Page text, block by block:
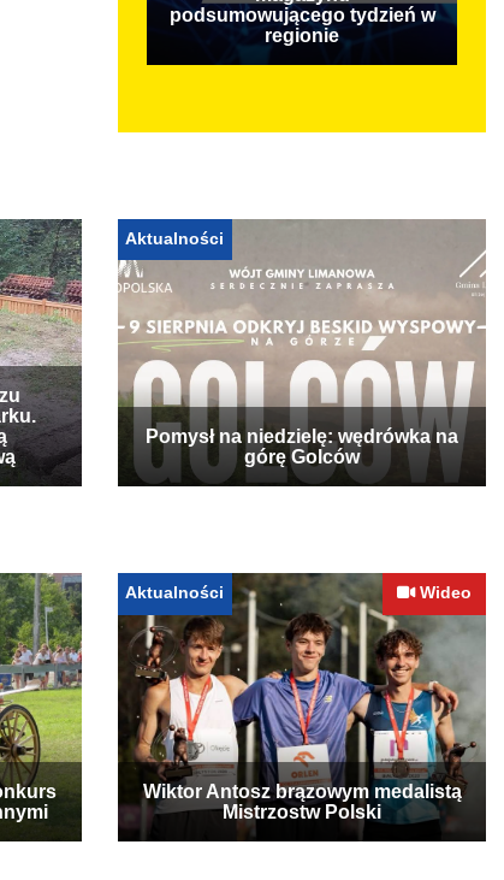
podsumowującego tydzień w
regionie
Aktualności
Pomysł na niedzielę: wędrówka na
górę Golców
Aktualności Wideo
Wiktor Antosz brązowym medalistą
Mistrzostw Polski